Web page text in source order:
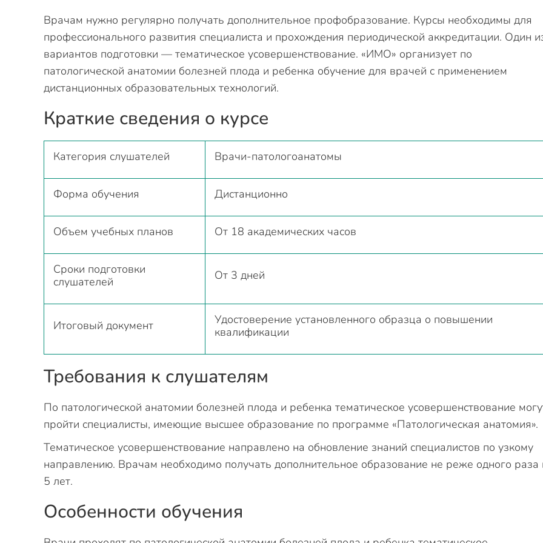
Врачам нужно регулярно получать дополнительное профобразование. Курсы необходимы для
профессионального развития специалиста и прохождения периодической аккредитации. Один
вариантов подготовки — тематическое усовершенствование. «ИМО» организует по
патологической анатомии болезней плода и ребенка обучение для врачей с применением
дистанционных образовательных технологий.
Краткие сведения о курсе
Категория слушателей Врачи-патологоанатомы
Форма обучения Дистанционно
Объем учебных планов От 18 академических часов
Сроки подготовки
слушателей
От 3 дней
Итоговый документ
Удостоверение установленного образца о повышении
квалификации
Требования к слушателям
По патологической анатомии болезней плода и ребенка тематическое усовершенствование
пройти специалисты, имеющие высшее образование по программе «Патологическая анатомия».
Тематическое усовершенствование направлено на обновление знаний специалистов по узкому
направлению. Врачам необходимо получать дополнительное образование не реже одного раза
5 лет.
Особенности обучения